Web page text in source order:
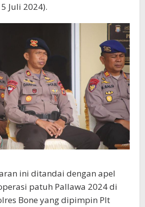
Juli 2024).
ini ditandai dengan apel
patuh Pallawa 2024 di
Bone yang dipimpin Plt